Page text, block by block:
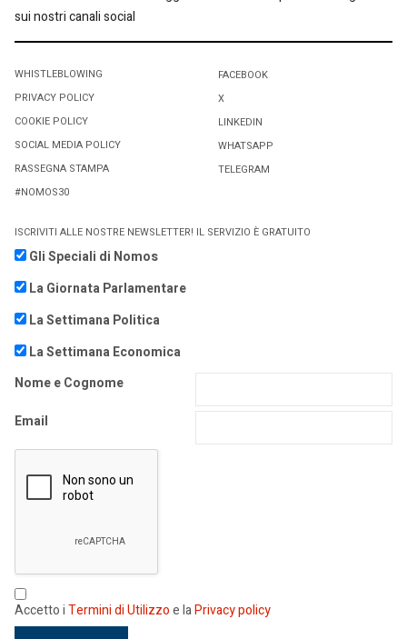
sui nostri canali social
WHISTLEBLOWING
PRIVACY POLICY
COOKIE POLICY
SOCIAL MEDIA POLICY
RASSEGNA STAMPA
#NOMOS30
FACEBOOK
X
LINKEDIN
WHATSAPP
TELEGRAM
ISCRIVITI ALLE NOSTRE NEWSLETTER! IL SERVIZIO È GRATUITO
Gli Speciali di Nomos
La Giornata Parlamentare
La Settimana Politica
La Settimana Economica
Nome e Cognome
Email
Accetto iTermini di Utilizzoe laPrivacy policy